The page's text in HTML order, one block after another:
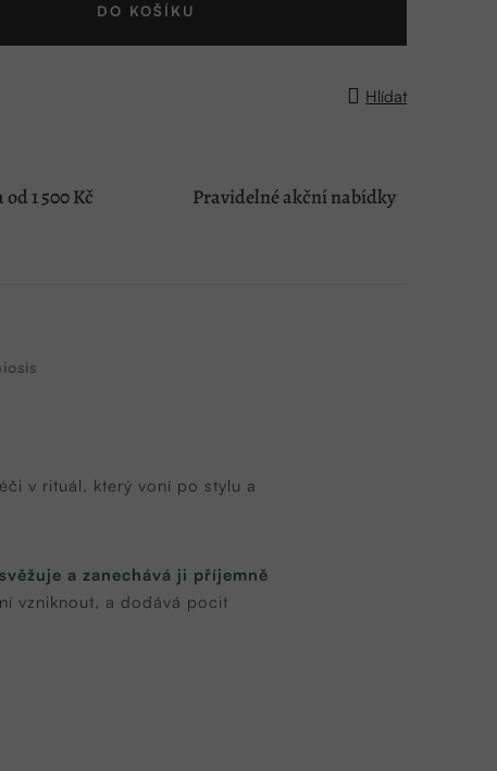
DO KOŠÍKU
Hlídat
1 500 Kč Pravidelné akční nabídky
v rituál, který voní po stylu a
a zanechává ji příjemně
vzniknout, a dodává pocit